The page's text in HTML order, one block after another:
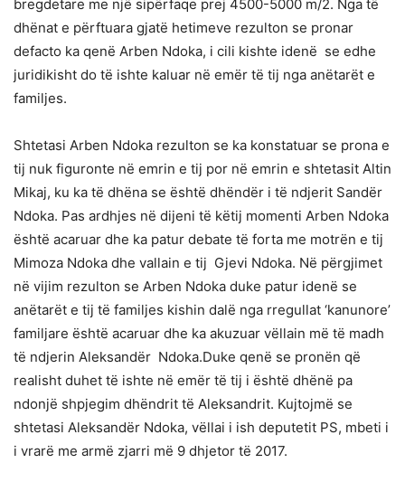
bregdetare me një sipërfaqe prej 4500-5000 m/2. Nga të
dhënat e përftuara gjatë hetimeve rezulton se pronar
defacto ka qenë Arben Ndoka, i cili kishte idenë se edhe
juridikisht do të ishte kaluar në emër të tij nga anëtarët e
familjes.
Shtetasi Arben Ndoka rezulton se ka konstatuar se prona e
tij nuk figuronte në emrin e tij por në emrin e shtetasit Altin
Mikaj, ku ka të dhëna se është dhëndër i të ndjerit Sandër
Ndoka. Pas ardhjes në dijeni të këtij momenti Arben Ndoka
është acaruar dhe ka patur debate të forta me motrën e tij
Mimoza Ndoka dhe vallain e tij Gjevi Ndoka. Në përgjimet
në vijim rezulton se Arben Ndoka duke patur idenë se
anëtarët e tij të familjes kishin dalë nga rregullat ‘kanunore’
familjare është acaruar dhe ka akuzuar vëllain më të madh
të ndjerin Aleksandër Ndoka.Duke qenë se pronën që
realisht duhet të ishte në emër të tij i është dhënë pa
ndonjë shpjegim dhëndrit të Aleksandrit. Kujtojmë se
shtetasi Aleksandër Ndoka, vëllai i ish deputetit PS, mbeti i
i vrarë me armë zjarri më 9 dhjetor të 2017.